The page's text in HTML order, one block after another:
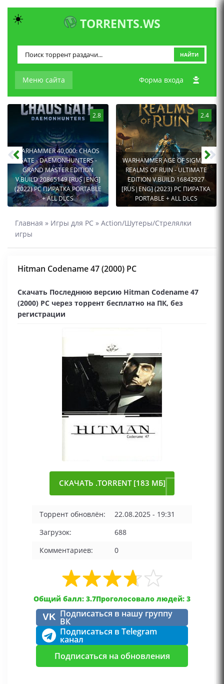
TORRENTS.WS
Меню сайта
НАЙТИ
Форма входа
2.8
WARHAMMER 40,000: CHAOS
GATE - DAEMONHUNTERS -
GRAND MASTER EDITION
V.BUILD 20865149 [RUS|ENG]
(2022) PC ПИРАТКА PORTABLE
+ ALL DLCS
2.4
WARHAMMER AGE OF SIGMAR:
REALMS OF RUIN - ULTIMATE
EDITION V.BUILD 16842927
[RUS|ENG] (2023) PC ПИРАТКА
PORTABLE + ALL DLCS
Главная » Игры для PC » Action/Шутеры/Стрелялки
игры
Hitman Codename 47 (2000) PC
Скачать Последнюю версию Hitman Codename 47
(2000) PC через торрент бесплатно на ПК, без
регистрации
СКАЧАТЬ .TORRENT [183 МБ]
Торрент обновлён:
22.08.2025 - 19:31
Загрузок:
688
Комментариев:
0
Общий балл: 3.7Проголосовало людей: 3
VK Подписаться в нашу группу
ВК
Подписаться в Telegram
канал
Подписаться на обновления
☀️